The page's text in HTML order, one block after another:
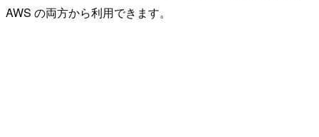
AWS の両方から利用できます。